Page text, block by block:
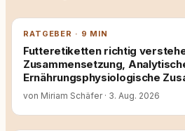
RATGEBER · 9 MIN
Futteretiketten richtig
Zusammensetzung,
Ernährungsphysiologische
von Miriam Schäfer · 3. Aug. 2026